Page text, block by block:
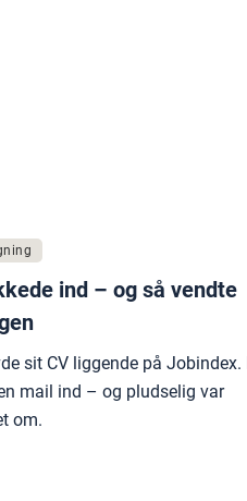
ind – og så vendte
sit CV liggende på Jobindex.
mail ind – og pludselig var
om.